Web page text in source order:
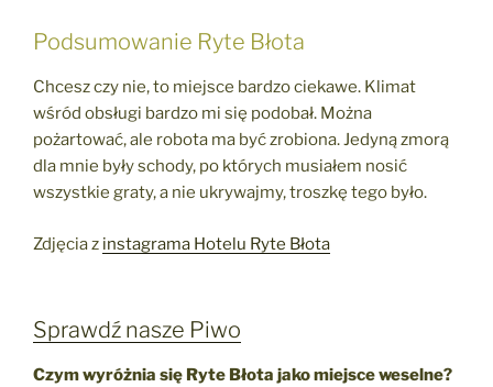
Podsumowanie Ryte Błota
Chcesz czy nie, to miejsce bardzo ciekawe. Klimat
wśród obsługi bardzo mi się podobał. Można
pożartować, ale robota ma być zrobiona. Jedyną zmorą
dla mnie były schody, po których musiałem nosić
wszystkie graty, a nie ukrywajmy, troszkę tego było.
Zdjęcia z instagrama Hotelu Ryte Błota
Sprawdź nasze Piwo
Czym wyróżnia się Ryte Błota jako miejsce weselne?